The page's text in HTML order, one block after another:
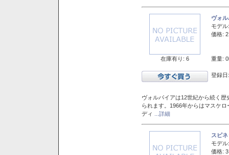
在庫有り: 6
ヴォ
モデル:
価格:
重量:
登録
ヴォルパイアは12世紀から続く
られます。1966年からはマスケ
ディ
...詳細
スピ
モデル:
価格: